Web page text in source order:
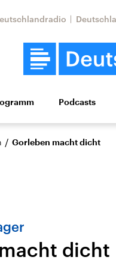
Wissen
Podcasts
/ Gorleben macht dicht
dicht